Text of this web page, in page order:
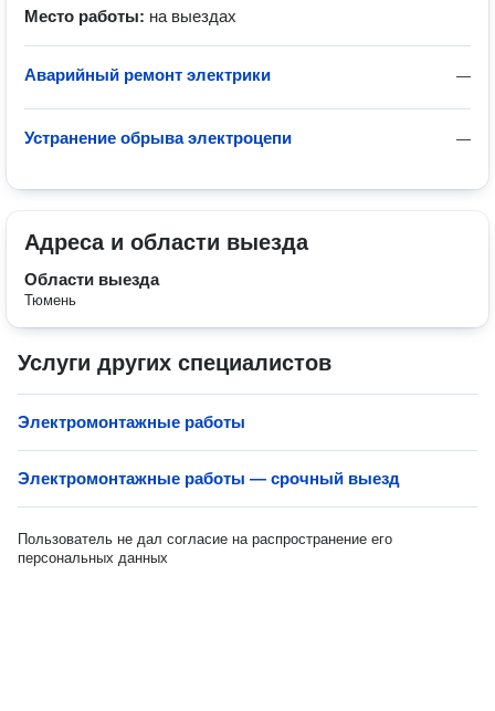
Место работы: на выездах
—
Аварийный ремонт электрики
—
Устранение обрыва электроцепи
Адреса и области выезда
Области выезда
Тюмень
Услуги других специалистов
Электромонтажные работы
Электромонтажные работы — срочный выезд
Пользователь не дал согласие на распространение его
персональных данных